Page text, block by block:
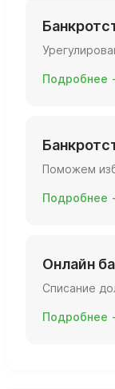
Подробнее
Поможем
Подробнее
Онлайн
Списание
Подробнее